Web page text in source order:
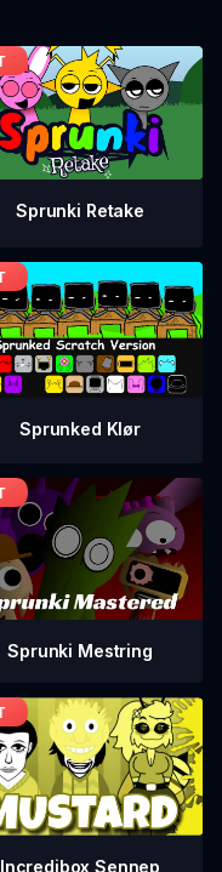
Sprunki Retake
Sprunked Klør
Sprunki Mestring
Incredibox Sennep